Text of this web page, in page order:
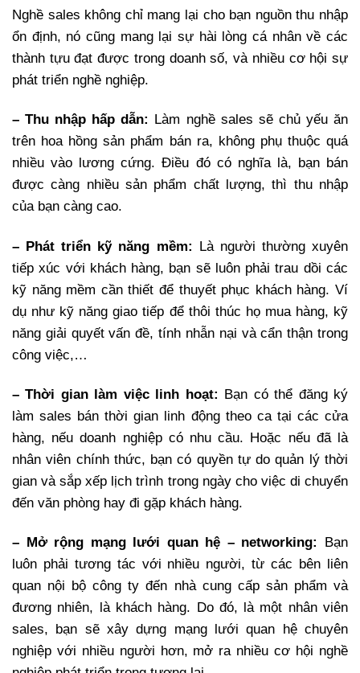
Nghề sales không chỉ mang lại cho bạn nguồn thu nhập
ổn định, nó cũng mang lại sự hài lòng cá nhân về các
thành tựu đạt được trong doanh số, và nhiều cơ hội sự
phát triển nghề nghiệp.
– Thu nhập hấp dẫn:
Làm nghề sales sẽ chủ yếu ăn
trên hoa hồng sản phẩm bán ra, không phụ thuộc quá
nhiều vào lương cứng. Điều đó có nghĩa là, bạn bán
được càng nhiều sản phẩm chất lượng, thì thu nhập
của bạn càng cao.
– Phát triển kỹ năng mềm: Là người thường xuyên
tiếp xúc với khách hàng, bạn sẽ luôn phải trau dồi các
kỹ năng mềm cần thiết để thuyết phục khách hàng. Ví
dụ như kỹ năng giao tiếp để thôi thúc họ mua hàng, kỹ
năng giải quyết vấn đề, tính nhẫn nại và cẩn thận trong
công việc,…
– Thời gian làm việc linh hoạt: Bạn có thể đăng ký
làm sales bán thời gian linh động theo ca tại các cửa
hàng, nếu doanh nghiệp có nhu cầu. Hoặc nếu đã là
nhân viên chính thức, bạn có quyền tự do quản lý thời
gian và sắp xếp lịch trình trong ngày cho việc di chuyển
đến văn phòng hay đi gặp khách hàng.
– Mở rộng mạng lưới quan hệ – networking: Bạn
luôn phải tương tác với nhiều người, từ các bên liên
quan nội bộ công ty đến nhà cung cấp sản phẩm và
đương nhiên, là khách hàng. Do đó, là một nhân viên
sales, bạn sẽ xây dựng mạng lưới quan hệ chuyên
nghiệp với nhiều người hơn, mở ra nhiều cơ hội nghề